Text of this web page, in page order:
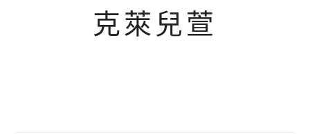
克萊兒萱